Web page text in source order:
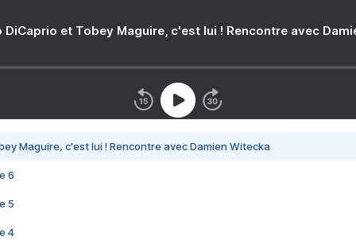
DiCaprio et Tobey Maguire, c'est lui ! Rencontre avec
Maguire, c'est lui ! Rencontre avec Damien Witecka
6
5
4